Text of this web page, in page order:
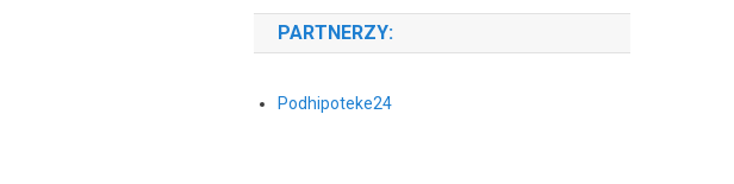
PARTNERZY:
Podhipoteke24